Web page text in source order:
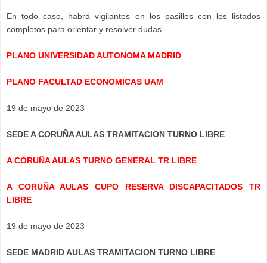
En todo caso, habrá vigilantes en los pasillos con los listados
completos para orientar y resolver dudas
PLANO UNIVERSIDAD AUTONOMA MADRID
PLANO FACULTAD ECONOMICAS UAM
19 de mayo de 2023
SEDE A CORUÑA AULAS TRAMITACION TURNO LIBRE
A CORUÑA AULAS TURNO GENERAL TR LIBRE
A CORUÑA AULAS CUPO RESERVA DISCAPACITADOS TR
LIBRE
19 de mayo de 2023
SEDE MADRID AULAS TRAMITACION TURNO LIBRE